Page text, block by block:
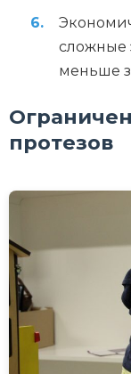
сложные
меньше
протезов